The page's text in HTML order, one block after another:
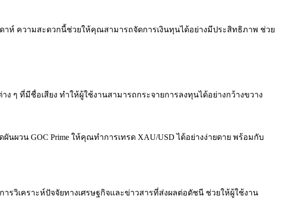
าห์ ความสะดวกนี้ช่วยให้คุณสามารถจัดการเงินทุนได้อย่างมีประสิทธิภาพ ช่วย
ๆ ที่มีชื่อเสียง ทำให้ผู้ใช้งานสามารถกระจายการลงทุนได้อย่างกว้างขวาง
ผวน GOC Prime ให้คุณทำการเทรด XAU/USD ได้อย่างง่ายดาย พร้อมกับ
รวิเคราะห์ปัจจัยทางเศรษฐกิจและข่าวสารที่ส่งผลต่อดัชนี ช่วยให้ผู้ใช้งาน